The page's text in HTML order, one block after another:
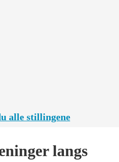
alle stillingene
langs